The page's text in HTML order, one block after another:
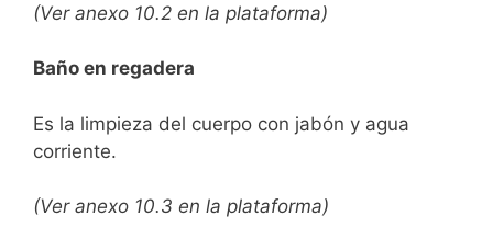
(Ver anexo 10.2 en la plataforma)
Baño en regadera
Es la limpieza del cuerpo con jabón y agua
corriente.
(Ver anexo 10.3 en la plataforma)